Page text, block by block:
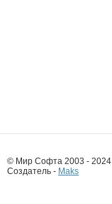
© Мир Софта 2003 - 2024
Создатель - Maks